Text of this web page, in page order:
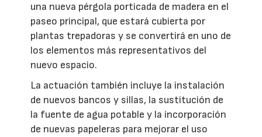
una nueva pérgola porticada de madera en el
paseo principal, que estará cubierta por
plantas trepadoras y se convertirá en uno de
los elementos más representativos del
nuevo espacio.
La actuación también incluye la instalación
de nuevos bancos y sillas, la sustitución de
la fuente de agua potable y la incorporación
de nuevas papeleras para mejorar el uso